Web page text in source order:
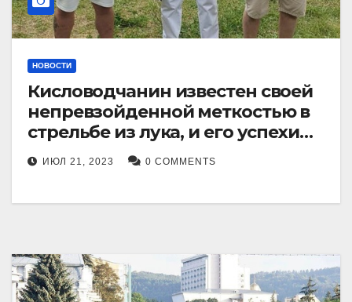
НОВОСТИ
Кисловодчанин известен своей
непревзойденной меткостью в
стрельбе из лука, и его успехи
прославили его в
Ставропольском крае.
ИЮЛ 21, 2023 0 COMMENTS